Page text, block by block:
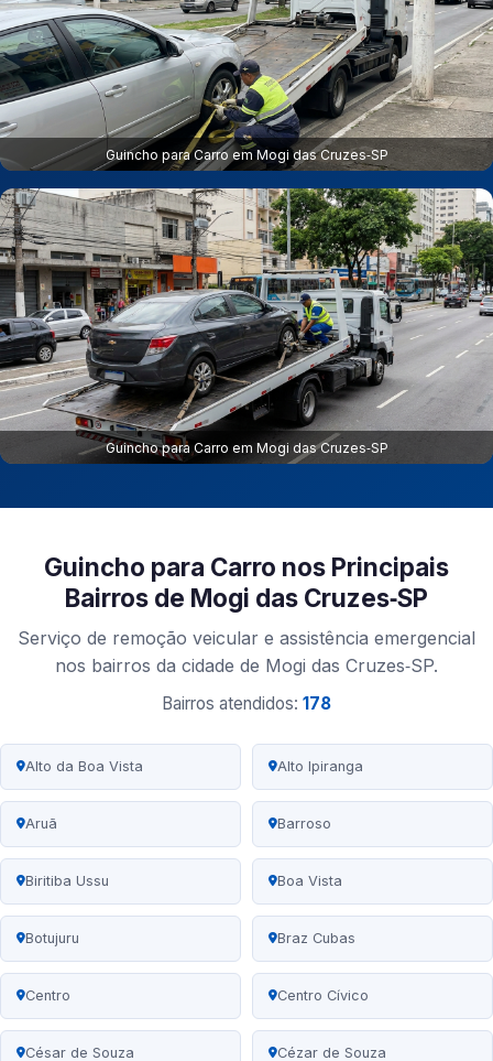
Guincho para Carro em Mogi das Cruzes‑SP
Guincho para Carro em Mogi das Cruzes‑SP
Guincho para Carro nos Principais
Bairros de Mogi das Cruzes‑SP
Serviço de remoção veicular e assistência emergencial
nos bairros da cidade de Mogi das Cruzes‑SP.
Bairros atendidos: 178
Alto da Boa Vista Alto Ipiranga
Aruã Barroso
Biritiba Ussu Boa Vista
Botujuru Braz Cubas
Centro Centro Cívico
César de Souza Cézar de Souza